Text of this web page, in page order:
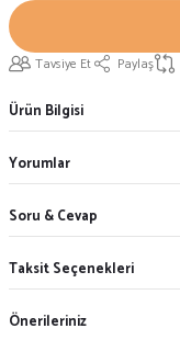
Tavsiye Et Paylaş
Ürün Bilgisi
Yorumlar
Soru & Cevap
Taksit Seçenekleri
Önerileriniz